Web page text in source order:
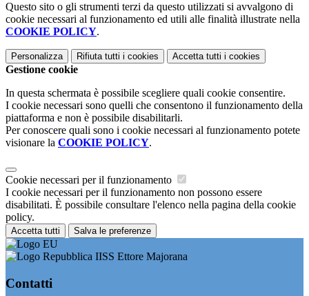
Questo sito o gli strumenti terzi da questo utilizzati si avvalgono di
cookie necessari al funzionamento ed utili alle finalità illustrate nella
COOKIE POLICY.
Personalizza Rifiuta tutti i cookies Accetta tutti i cookies
Gestione cookie
In questa schermata è possibile scegliere quali cookie consentire.
I cookie necessari sono quelli che consentono il funzionamento della
piattaforma e non è possibile disabilitarli.
Per conoscere quali sono i cookie necessari al funzionamento potete
visionare la COOKIE POLICY.
Cookie necessari per il funzionamento
I cookie necessari per il funzionamento non possono essere
disabilitati. È possibile consultare l'elenco nella pagina della cookie
policy.
Accetta tutti Salva le preferenze
IISS Ettore Majorana
Contatti